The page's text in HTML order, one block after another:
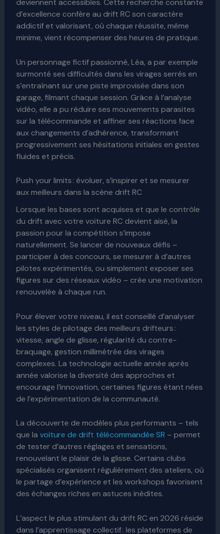
deviennent accessibles. Cette recherche constante
d’excellence confère au drift RC son caractère
addictif et valorisant, où chaque réussite, même
minime, vient récompenser des heures de pratique.
Un personnage fictif passionné, Léa, a par exemple
surmonté ses difficultés dans les virages serrés en
s’entraînant sur une piste improvisée dans son
garage, filmant chaque session. Grâce à l’analyse
vidéo, elle a pu réduire ses mouvements parasites
sur la télécommande et affiner ses réactions face
aux changements d’adhérence, transformant
progressivement ses hésitations initiales en gestes
fluides et précis.
Push your limits : évoluer, s’inspirer et se mesurer
aux meilleurs dans la scène drift RC
Lorsque les bases sont acquises et que le contrôle
du drift avec votre voiture RC devient aisé, la
passion pour la compétition s’impose
naturellement. Se lancer de nouveaux défis –
participer à des concours, se mesurer à d’autres
pilotes expérimentés, ou simplement exposer ses
figures sur des réseaux vidéo – crée une motivation
renouvelée à chaque run.
Pour élever votre niveau, il est conseillé d’analyser
les styles de pilotage des meilleurs drifteurs :
vitesse, angle de glisse, régularité du contre-
braquage, gestion millimétrée des virages
complexes. La technologie actuelle année après
année valorise la diversité des approches et
encourage l’innovation, certaines figures étant nées
de l’expérimentation de la communauté.
La découverte de modèles plus performants – tels
que la voiture de drift télécommandée SR – permet
de tester d’autres réglages et sensations,
renouvelant le plaisir de la glisse. Certains clubs
spécialisés organisent régulièrement des ateliers, où
le partage d’expérience et les workshops favorisent
des échanges riches en astuces inédites.
L’aspect le plus stimulant du drift RC en 2026 réside
dans l’apprentissage collectif : les plateformes de